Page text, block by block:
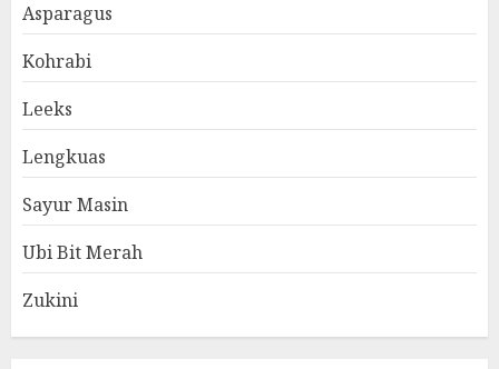
Asparagus
Kohrabi
Leeks
Lengkuas
Sayur Masin
Ubi Bit Merah
Zukini